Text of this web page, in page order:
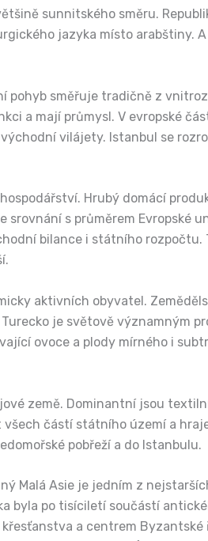
sunnitského směru.
jazyka místo
směřuje tradičně z
a mají průmysl. V evropské
vilájety. Istanbul se
Hrubý domácí
srovnání s průměrem Evropské
bilance i státního
aktivních obyvatel.
je světově významným
ovoce a plody mírného i
země. Dominantní jsou
částí státního území a
pobřeží a do Istanbulu.
Malá Asie je jedním z
byla po tisíciletí součástí
a centrem Byzantské